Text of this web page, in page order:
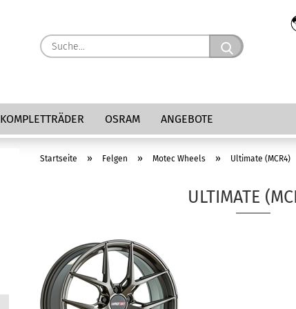
Suche...
KOMPLETTRÄDER OSRAM ANGEBOTE
Startseite » Felgen » Motec Wheels » Ultimate (MCR4)
ULTIMATE